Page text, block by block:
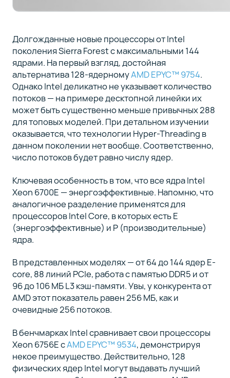
Долгожданные новые процессоры от Intel
поколения Sierra Forest с максимальными 144
ядрами. На первый взгляд, достойная
альтернатива 128-ядерномуAMD EPYC™ 9754.
Однако Intel деликатно не указывает количество
потоков — на примере десктопной линейки их
может быть существенно меньше привычных 288
для топовых моделей. При детальном изучении
оказывается, что технологии Hyper-Threading в
данном поколении нет вообще. Соответственно,
число потоков будет равно числу ядер.
Ключевая особенность в том, что все ядра Intel
Xeon 6700E — энергоэффективные. Напомню, что
аналогичное разделение применятся для
процессоров Intel Core, в которых есть E
(энергоэффективные) и P (производительные)
ядра.
В представленных моделях — от 64 до 144 ядер E-
core, 88 линий PCIe, работа с памятью DDR5 и от
96 до 106 МБ L3 кэш-памяти. Увы, у конкурента от
AMD этот показатель равен 256 МБ, как и
очевидные 256 потоков.
В бенчмарках Intel сравнивает свои процессоры
Xeon 6756E сAMD EPYC™ 9534, демонстрируя
некое преимущество. Действительно, 128
физических ядер Intel могут выдавать лучший